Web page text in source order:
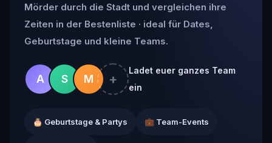
Mörder durch die Stadt und vergleichen ihre
Zeiten in der Bestenliste · ideal für Dates,
Geburtstage und kleine Teams.
A S M +
Ladet euer ganzes Team
ein
🎂 Geburtstage & Partys 💼 Team-Events